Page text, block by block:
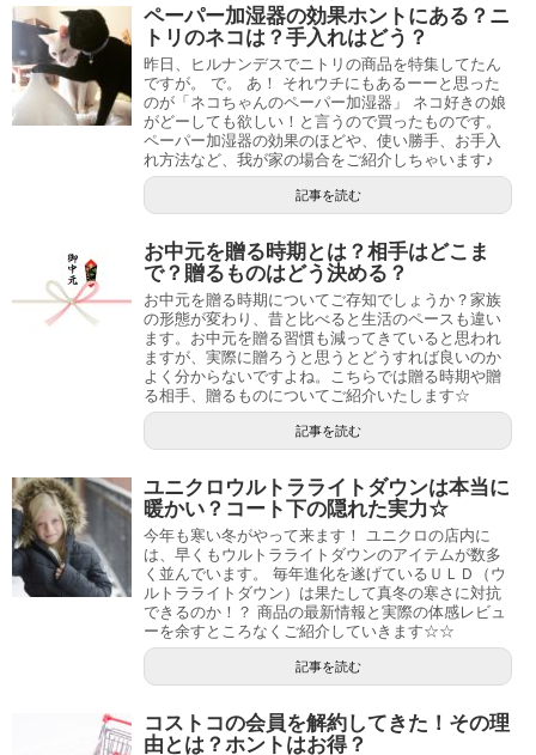
ペーパー加湿器の効果ホントにある？ニ
トリのネコは？手入れはどう？
昨日、ヒルナンデスでニトリの商品を特集してたん
ですが。 で。 あ！ それウチにもあるーーと思った
のが「ネコちゃんのペーパー加湿器」 ネコ好きの娘
がどーしても欲しい！と言うので買ったものです。
ペーパー加湿器の効果のほどや、使い勝手、お手入
れ方法など、我が家の場合をご紹介しちゃいます♪
記事を読む
お中元を贈る時期とは？相手はどこま
で？贈るものはどう決める？
お中元を贈る時期についてご存知でしょうか？家族
の形態が変わり、昔と比べると生活のペースも違い
ます。お中元を贈る習慣も減ってきていると思われ
ますが、実際に贈ろうと思うとどうすれば良いのか
よく分からないですよね。こちらでは贈る時期や贈
る相手、贈るものについてご紹介いたします☆
記事を読む
ユニクロウルトラライトダウンは本当に
暖かい？コート下の隠れた実力☆
今年も寒い冬がやって来ます！ ユニクロの店内に
は、早くもウルトラライトダウンのアイテムが数多
く並んでいます。 毎年進化を遂げているＵＬＤ（ウ
ルトラライトダウン）は果たして真冬の寒さに対抗
できるのか！？ 商品の最新情報と実際の体感レビュ
ーを余すところなくご紹介していきます☆☆
記事を読む
コストコの会員を解約してきた！その理
由とは？ホントはお得？